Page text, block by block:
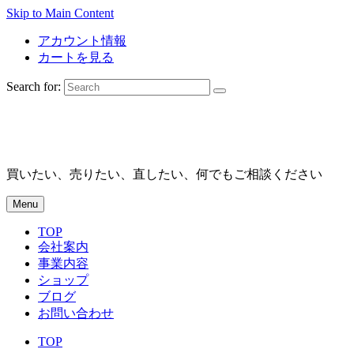
Skip to Main Content
アカウント情報
カートを見る
Search for:
買いたい、売りたい、直したい、何でもご相談ください
Menu
TOP
会社案内
事業内容
ショップ
ブログ
お問い合わせ
TOP